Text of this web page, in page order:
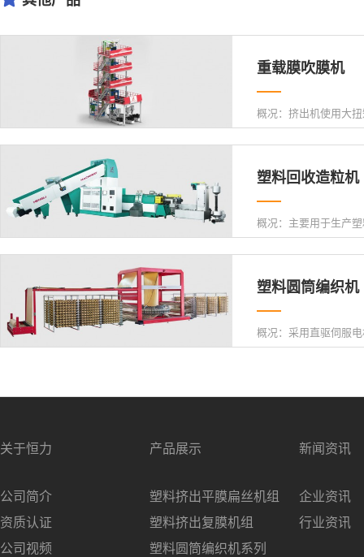
重载膜吹膜机
塑料回收造粒机
塑料圆筒编织
关于恒力
公司简介
资质认证
公司视频
产品展示
塑料挤出平膜扁丝机组
塑料挤出复膜机组
塑料圆筒编织机系列
新闻资讯
企业资讯
行业资讯